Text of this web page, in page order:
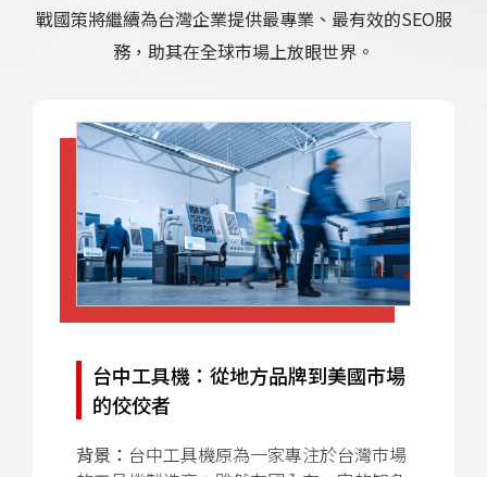
戰國策將繼續為台灣企業提供最專業、最有效的SEO服
務，助其在全球市場上放眼世界。
台中工具機：從地方品牌到美國市場
的佼佼者
背景： 台中工具機原為一家專注於台灣市場